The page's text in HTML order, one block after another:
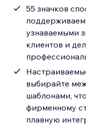
55 значков
узнаваемыми
клиентов и
выбирайте
шаблонами,
фирменному
плавную